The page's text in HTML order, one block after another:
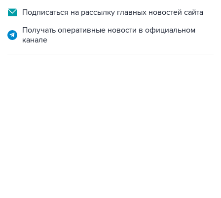
Подписаться на рассылку главных новостей сайта
Получать оперативные новости в официальном
канале